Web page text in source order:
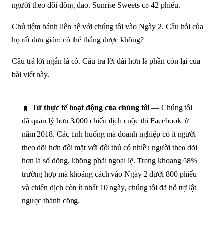
người theo dõi đông đảo. Sunrise Sweets có 42 phiếu.
Chủ tiệm bánh liên hệ với chúng tôi vào Ngày 2. Câu hỏi của
họ rất đơn giản: có thể thắng được không?
Câu trả lời ngắn là có. Câu trả lời dài hơn là phần còn lại của
bài viết này.
🧳 Từ thực tế hoạt động của chúng tôi — Chúng tôi
đã quản lý hơn 3.000 chiến dịch cuộc thi Facebook từ
năm 2018. Các tình huống mà doanh nghiệp có ít người
theo dõi hơn đối mặt với đối thủ có nhiều người theo dõi
hơn là số đông, không phải ngoại lệ. Trong khoảng 68%
trường hợp mà khoảng cách vào Ngày 2 dưới 800 phiếu
và chiến dịch còn ít nhất 10 ngày, chúng tôi đã hỗ trợ lật
ngược thành công.